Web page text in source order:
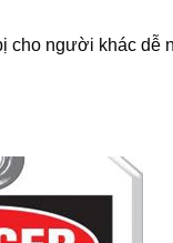
cho người khác dễ